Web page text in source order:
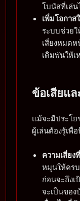
โบนัสที่เล่น
เพิ่มโอกาส
ระบบช่วยใ
เสี่ยงหมดห
เดิมพันให้
ข้อเสียแ
แม้จะมีประโ
ผู้เล่นต้องรู้เพื่
ความเสี่ยง
หมุนให้ครบ
ก่อนจะถึงเ
จะเป็นขอ